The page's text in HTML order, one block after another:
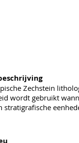
Zechstein
wordt gebruikt
stratigrafische